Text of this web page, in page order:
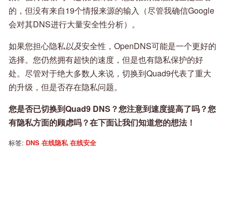
的，但没有来自19个情报来源的输入（尽管我确信Google
会对其DNS进行大量安全性分析）。
如果您担心隐私以及安全性，OpenDNS可能是一个更好的
选择。您仍然拥有超快的速度，但是也有隐私保护的好
处。尽管对于绝大多数人来说，切换到Quad9代表了重大
的升级，但是否存在隐私问题。
您是否已切换到Quad9 DNS？您注意到速度提高了吗？您
有隐私方面的顾虑吗？在下面让我们知道您的想法！
标签: DNS 在线隐私 在线安全